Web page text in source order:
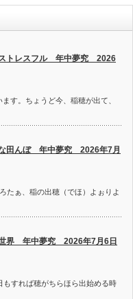
トレスフル 年中夢究 2026
す。ちょうど今、稲穂が出て、
田んぼ 年中夢究 2026年7月
たぁ、稲の出穂（でほ）よぉりよ
界 年中夢究 2026年7月6日
すれば穂がちらほら出始める時